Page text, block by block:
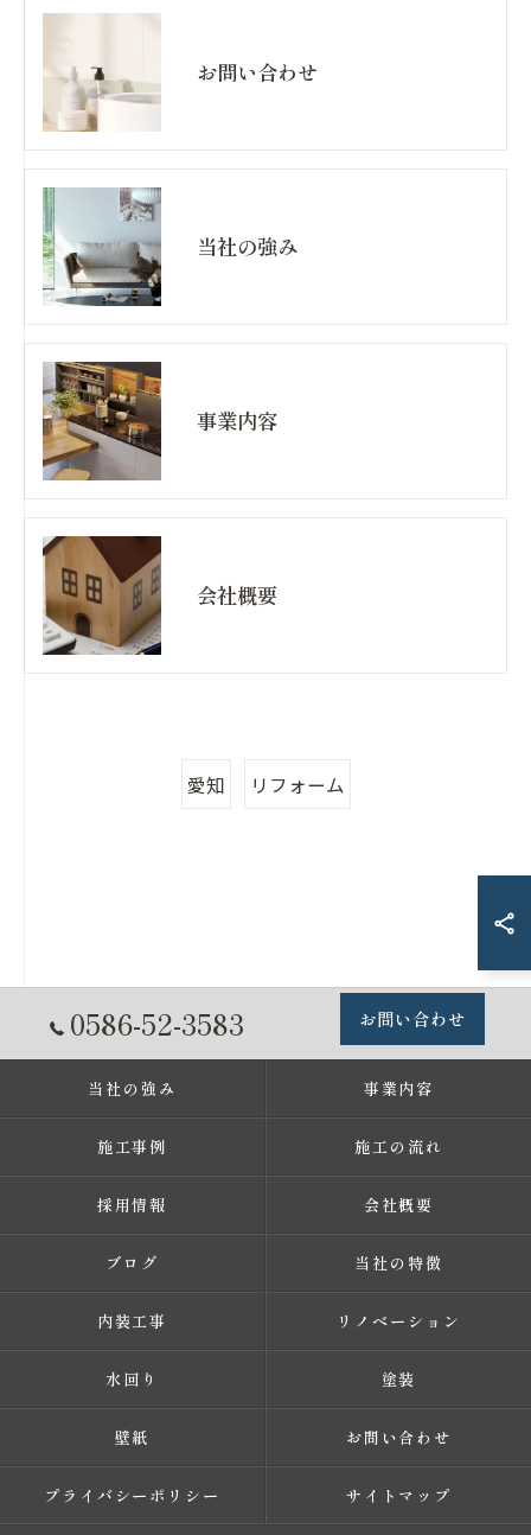
お問い合わせ
当社の強み
事業内容
会社概要
愛知 リフォーム
0586-52-3583 お問い合わせ
当社の強み 事業内容
施工事例 施工の流れ
採用情報 会社概要
ブログ 当社の特徴
内装工事 リノベーション
水回り 塗装
壁紙 お問い合わせ
プライバシーポリシー サイトマップ